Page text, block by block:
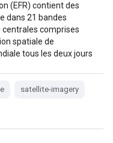
(EFR) contient des
dans 21 bandes
comprises
spatiale de
tous les deux jours
satellite-imagery